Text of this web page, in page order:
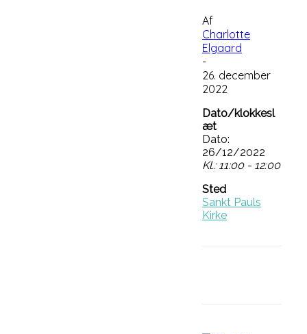
Af
Charlotte
Elgaard
-
26. december
2022
Dato/klokkesl
æt
Dato:
26/12/2022
Kl.: 11:00 - 12:00
Sted
Sankt Pauls
Kirke